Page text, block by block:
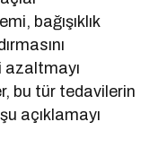
bağışıklık
azaltmayı
bu tür tedavilerin
açıklamayı